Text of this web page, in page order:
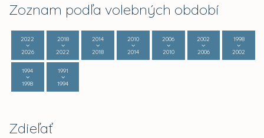
Zoznam podľa volebných období
2022
2026
2018
2022
2014
2018
2010
2014
2006
2010
2002
2006
1998
2002
1994
1998
1991
1994
Zdieľať